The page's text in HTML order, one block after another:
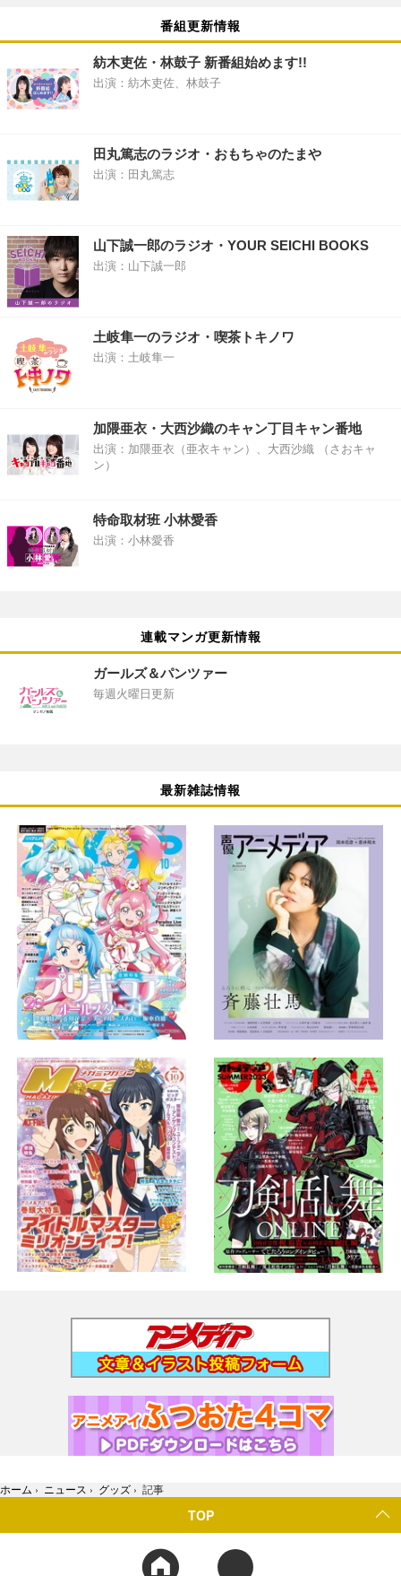
番組更新情報
紡木吏佐・林鼓子 新番組始めます!!
出演：紡木吏佐、林鼓子
田丸篤志のラジオ・おもちゃのたまや
出演：田丸篤志
山下誠一郎のラジオ・YOUR SEICHI BOOKS
出演：山下誠一郎
土岐隼一のラジオ・喫茶トキノワ
出演：土岐隼一
加隈亜衣・大西沙織のキャン丁目キャン番地
出演：加隈亜衣（亜衣キャン）、大西沙織 （さおキャ
ン）
特命取材班 小林愛香
出演：小林愛香
連載マンガ更新情報
ガールズ＆パンツァー
毎週火曜日更新
最新雑誌情報
ホーム › ニュース › グッズ › 記事
TOP